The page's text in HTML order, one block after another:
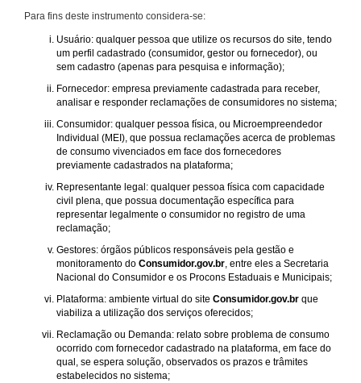
Para fins deste instrumento considera-se:
Usuário: qualquer pessoa que utilize os recursos do site, tendo
um perfil cadastrado (consumidor, gestor ou fornecedor), ou
sem cadastro (apenas para pesquisa e informação);
Fornecedor: empresa previamente cadastrada para receber,
analisar e responder reclamações de consumidores no sistema;
Consumidor: qualquer pessoa física, ou Microempreendedor
Individual (MEI), que possua reclamações acerca de problemas
de consumo vivenciados em face dos fornecedores
previamente cadastrados na plataforma;
Representante legal: qualquer pessoa física com capacidade
civil plena, que possua documentação específica para
representar legalmente o consumidor no registro de uma
reclamação;
Gestores: órgãos públicos responsáveis pela gestão e
monitoramento do Consumidor.gov.br, entre eles a Secretaria
Nacional do Consumidor e os Procons Estaduais e Municipais;
Plataforma: ambiente virtual do site Consumidor.gov.br que
viabiliza a utilização dos serviços oferecidos;
Reclamação ou Demanda: relato sobre problema de consumo
ocorrido com fornecedor cadastrado na plataforma, em face do
qual, se espera solução, observados os prazos e trâmites
estabelecidos no sistema;